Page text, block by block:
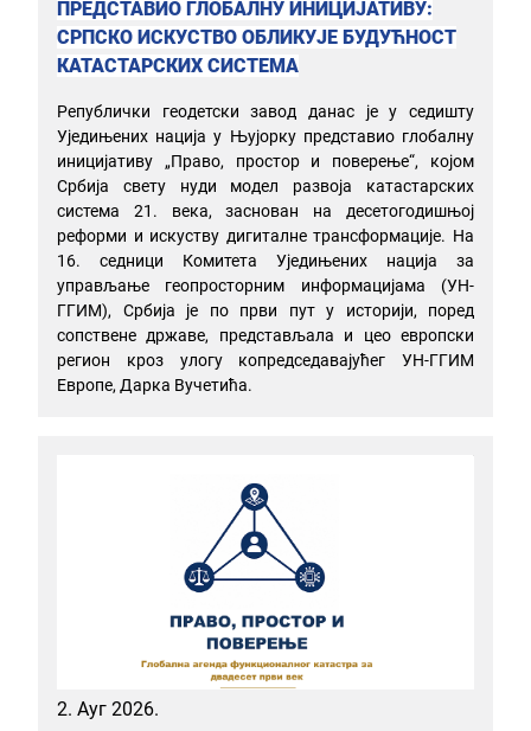
ПРЕДСТАВИО ГЛОБАЛНУ ИНИЦИЈАТИВУ:
СРПСКО ИСКУСТВО ОБЛИКУЈЕ БУДУЋНОСТ
КАТАСТАРСКИХ СИСТЕМА
Републички геодетски завод данас је у седишту
Уједињених нација у Њујорку представио глобалну
иницијативу „Право, простор и поверење“, којом
Србија свету нуди модел развоја катастарских
система 21. века, заснован на десетогодишњој
реформи и искуству дигиталне трансформације. На
16. седници Комитета Уједињених нација за
управљање геопросторним информацијама (УН-
ГГИМ), Србија је по први пут у историји, поред
сопствене државе, представљала и цео европски
регион кроз улогу копредседавајућег УН-ГГИМ
Европе, Дарка Вучетића.
2. Ауг 2026.